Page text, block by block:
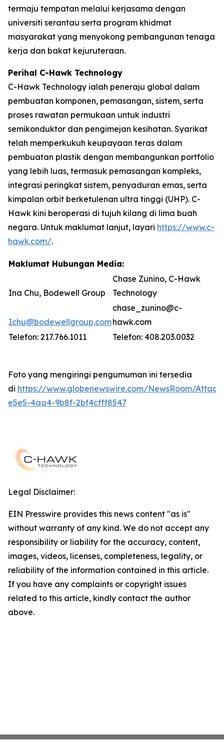
termaju tempatan melalui kerjasama dengan
universiti serantau serta program khidmat
masyarakat yang menyokong pembangunan tenaga
kerja dan bakat kejuruteraan.
Perihal C-Hawk Technology
C-Hawk Technology ialah peneraju global dalam
pembuatan komponen, pemasangan, sistem, serta
proses rawatan permukaan untuk industri
semikonduktor dan pengimejan kesihatan. Syarikat
telah memperkukuh keupayaan teras dalam
pembuatan plastik dengan membangunkan portfolio
yang lebih luas, termasuk pemasangan kompleks,
integrasi peringkat sistem, penyaduran emas, serta
kimpalan orbit berketulenan ultra tinggi (UHP). C-
Hawk kini beroperasi di tujuh kilang di lima buah
negara. Untuk maklumat lanjut, layari https://www.c-
hawk.com/.
Maklumat Hubungan Media:
Ina Chu, Bodewell Group
Chase Zunino, C-Hawk
Technology
Ichu@bodewellgroup.com
chase_zunino@c-
hawk.com
Telefon: 217.766.1011
Telefon: 408.203.0032
Foto yang mengiringi pengumuman ini tersedia
di https://www.globenewswire.com/NewsRoom/
e5e5-4aa4-9b8f-2bf4cfff8547
Legal Disclaimer:
EIN Presswire provides this news content "as is"
without warranty of any kind. We do not accept any
responsibility or liability for the accuracy, content,
images, videos, licenses, completeness, legality, or
reliability of the information contained in this article.
If you have any complaints or copyright issues
related to this article, kindly contact the author
above.